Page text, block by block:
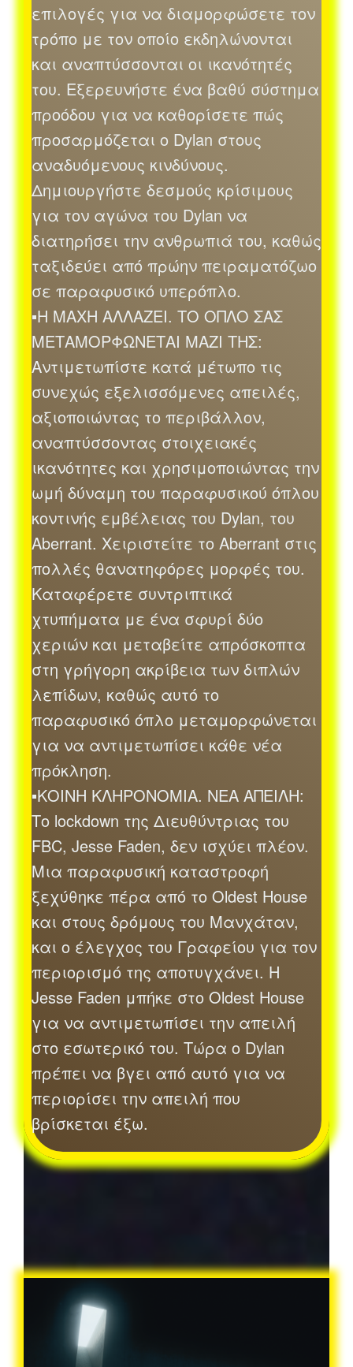
επιλογές για να διαμορφώσετε τον
τρόπο με τον οποίο εκδηλώνονται
και αναπτύσσονται οι ικανότητές
του. Εξερευνήστε ένα βαθύ σύστημα
προόδου για να καθορίσετε πώς
προσαρμόζεται ο Dylan στους
αναδυόμενους κινδύνους.
Δημιουργήστε δεσμούς κρίσιμους
για τον αγώνα του Dylan να
διατηρήσει την ανθρωπιά του, καθώς
ταξιδεύει από πρώην πειραματόζωο
σε παραφυσικό υπερόπλο.
▪Η ΜΑΧΗ ΑΛΛΑΖΕΙ. ΤΟ ΟΠΛΟ ΣΑΣ
ΜΕΤΑΜΟΡΦΩΝΕΤΑΙ ΜΑΖΙ ΤΗΣ:
Αντιμετωπίστε κατά μέτωπο τις
συνεχώς εξελισσόμενες απειλές,
αξιοποιώντας το περιβάλλον,
αναπτύσσοντας στοιχειακές
ικανότητες και χρησιμοποιώντας την
ωμή δύναμη του παραφυσικού όπλου
κοντινής εμβέλειας του Dylan, του
Aberrant. Χειριστείτε το Aberrant στις
πολλές θανατηφόρες μορφές του.
Καταφέρετε συντριπτικά
χτυπήματα με ένα σφυρί δύο
χεριών και μεταβείτε απρόσκοπτα
στη γρήγορη ακρίβεια των διπλών
λεπίδων, καθώς αυτό το
παραφυσικό όπλο μεταμορφώνεται
για να αντιμετωπίσει κάθε νέα
πρόκληση.
▪ΚΟΙΝΗ ΚΛΗΡΟΝΟΜΙΑ. ΝΕΑ ΑΠΕΙΛΗ:
Το lockdown της Διευθύντριας του
FBC, Jesse Faden, δεν ισχύει πλέον.
Μια παραφυσική καταστροφή
ξεχύθηκε πέρα από το Oldest House
και στους δρόμους του Μανχάταν,
και ο έλεγχος του Γραφείου για τον
περιορισμό της αποτυγχάνει. Η
Jesse Faden μπήκε στο Oldest House
για να αντιμετωπίσει την απειλή
στο εσωτερικό του. Τώρα ο Dylan
πρέπει να βγει από αυτό για να
περιορίσει την απειλή που
βρίσκεται έξω.